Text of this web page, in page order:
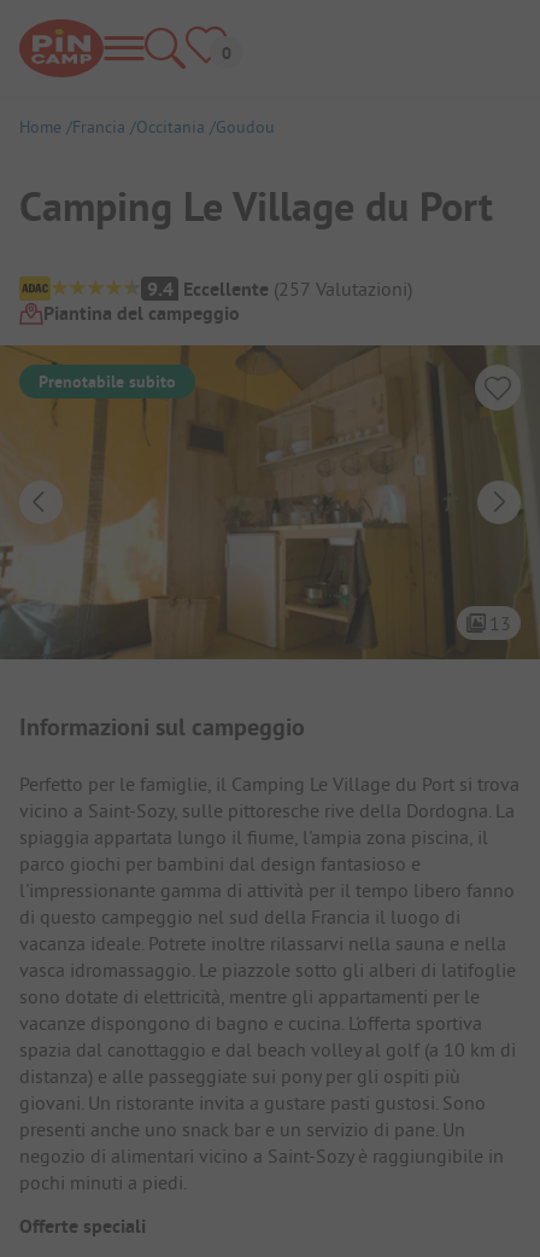
Home Francia Occitania Goudou
Camping Le Village du Port
Panoramica del campeggio
9.4 Eccellente (257 Valutazioni)
Piantina del campeggio
Prenotabile subito
13
Informazioni sul campeggio
Perfetto per le famiglie, il Camping Le Village du Port si trova
vicino a Saint-Sozy, sulle pittoresche rive della Dordogna. La
spiaggia appartata lungo il fiume, l'ampia zona piscina, il
parco giochi per bambini dal design fantasioso e
l'impressionante gamma di attività per il tempo libero fanno
di questo campeggio nel sud della Francia il luogo di
vacanza ideale. Potrete inoltre rilassarvi nella sauna e nella
vasca idromassaggio. Le piazzole sotto gli alberi di latifoglie
sono dotate di elettricità, mentre gli appartamenti per le
vacanze dispongono di bagno e cucina. L'offerta sportiva
spazia dal canottaggio e dal beach volley al golf (a 10 km di
distanza) e alle passeggiate sui pony per gli ospiti più
giovani. Un ristorante invita a gustare pasti gustosi. Sono
presenti anche uno snack bar e un servizio di pane. Un
negozio di alimentari vicino a Saint-Sozy è raggiungibile in
pochi minuti a piedi.
Offerte speciali